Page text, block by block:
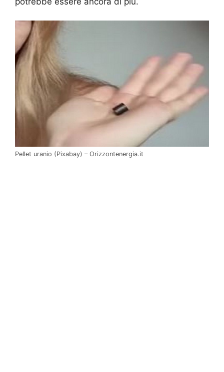
Pellet uranio (Pixabay) – Orizzontenergia.it